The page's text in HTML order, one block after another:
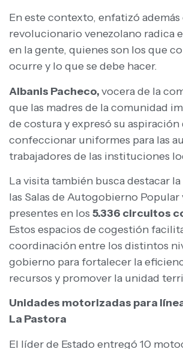
En este contexto, enfatizó
revolucionario venezolano radica
en la gente, quienes son los que
ocurre y lo que se debe hacer.
Albanis Pacheco,vocera de la
que las madres de la comunidad
de costura y expresó su aspiración
confeccionar uniformes para las
trabajadores de las instituciones
La visita también busca destacar
las Salas de Autogobierno Popular
presentes en los 5.336 circuitos
Estos espacios de cogestión
coordinación entre los distintos
gobierno para fortalecer la
recursos y promover la unidad
Unidades motorizadas para
La Pastora
El líder de Estado entregó 10